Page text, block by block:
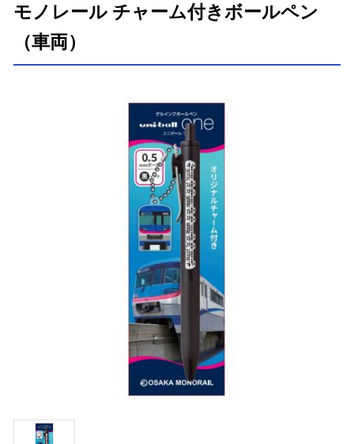
モノレール チャーム付きボールペン
（車両）